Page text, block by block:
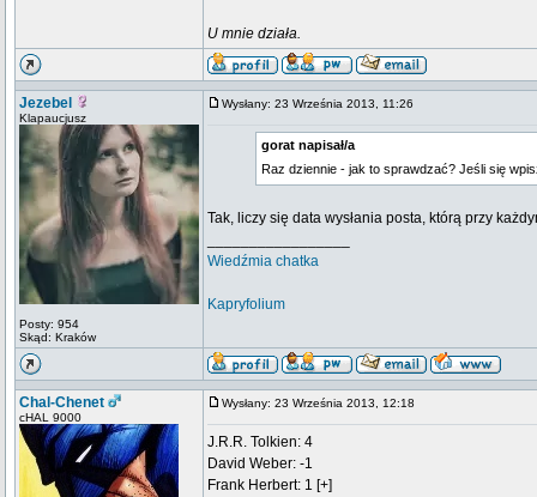
U mnie działa.
Jezebel
Klapaucjusz
Posty: 954
Skąd: Kraków
Wysłany: 23 Września 2013, 11:26
gorat napisał/a
Raz dziennie - jak to sprawdzać? Jeśli się
Tak, liczy się data wysłania posta, którą przy
Wiedźmia chatka
Kapryfolium
Chal-Chenet
cHAL 9000
Wysłany: 23 Września 2013, 12:18
J.R.R. Tolkien: 4
David Weber: -1
Frank Herbert: 1 [+]